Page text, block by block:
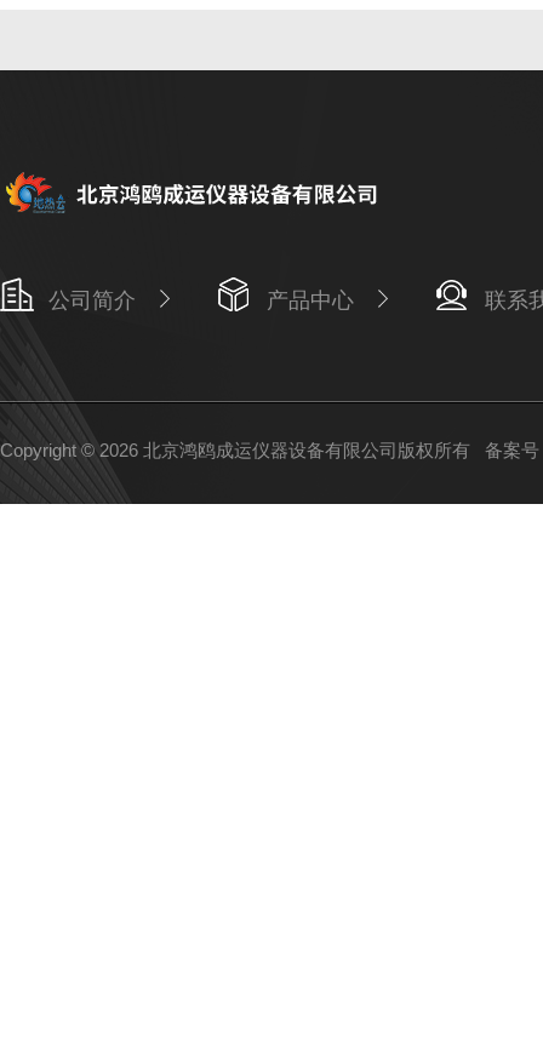
公司简介 产品中心 联系
Copyright © 2026 北京鸿鸥成运仪器设备有限公司版权所有 备案号